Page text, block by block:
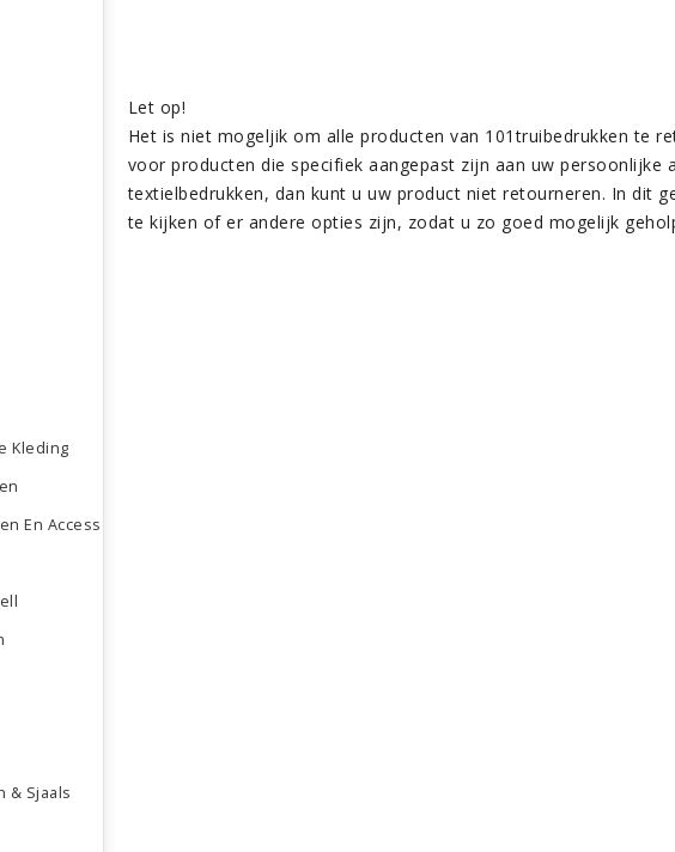
Kleding
En Accessoires
& Sjaals
Let op!
Het is niet mogeljik om alle producten van 101truibedrukken te
voor producten die specifiek aangepast zijn aan uw persoonlijke
textielbedrukken, dan kunt u uw product niet retourneren. In dit
te kijken of er andere opties zijn, zodat u zo goed mogelijk